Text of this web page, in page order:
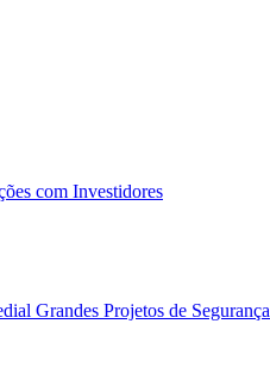
com Investidores
Grandes Projetos de Segurança